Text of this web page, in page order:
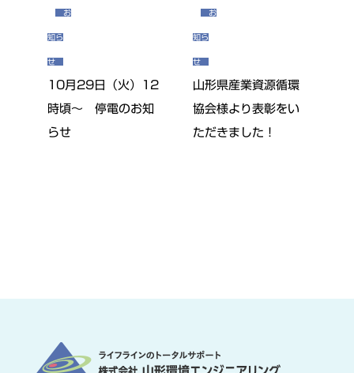
お
知ら
せ
10月29日（火）12
時頃～ 停電のお知
らせ
お
知ら
せ
山形県産業資源循環
協会様より表彰をい
ただきました！